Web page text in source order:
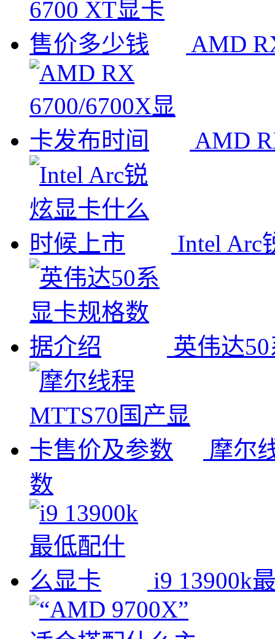
AMD
AMD
Intel Arc
英伟达
摩尔
数
i9 13900k